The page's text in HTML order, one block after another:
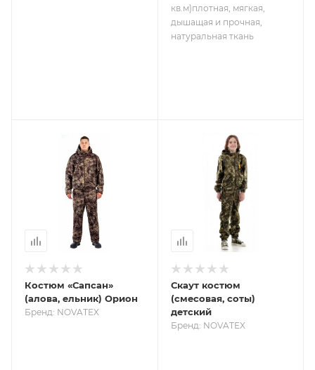
кв.м)плотная, мягкая,
дышащая и прочная,
натуральная ткань
Костюм «Сапсан»
(алова, ельник) Орион
Бренд: NOVATEX
Скаут костюм
(смесовая, соты)
детский
Бренд: NOVATEX